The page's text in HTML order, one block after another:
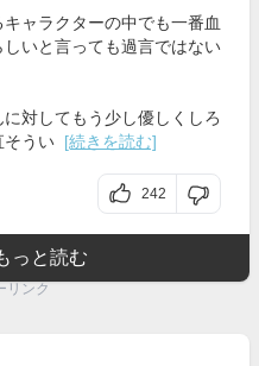
ャラクターの中でも一番血
いと言っても過言ではない
対してもう少し優しくしろ
そうい [続きを読む]
242
っと読む
リンク